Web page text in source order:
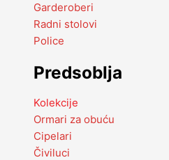
Garderoberi
Radni stolovi
Police
Predsoblja
Kolekcije
Ormari za obuću
Cipelari
Čiviluci